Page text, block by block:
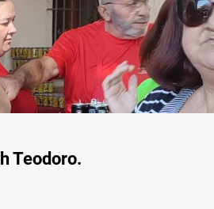
Teodoro.